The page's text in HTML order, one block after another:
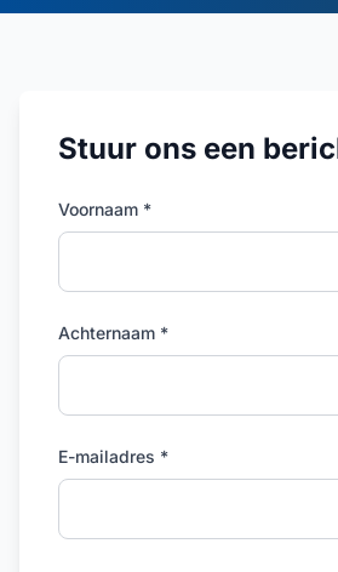
Stuur ons een
Voornaam *
Achternaam *
E-mailadres *